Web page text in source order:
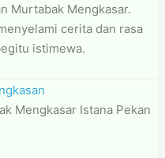
Murtabak Mengkasar.
cerita dan rasa
istimewa.
Mengkasar Istana Pekan